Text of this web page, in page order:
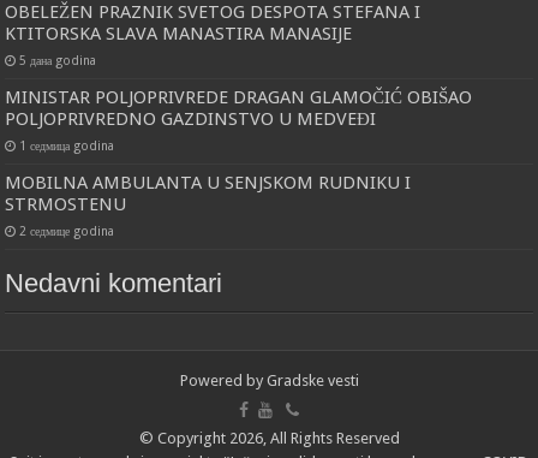
OBELEŽEN PRAZNIK SVETOG DESPOTA STEFANA I
KTITORSKA SLAVA MANASTIRA MANASIJE
5 дана godina
MINISTAR POLJOPRIVREDE DRAGAN GLAMOČIĆ OBIŠAO
POLJOPRIVREDNO GAZDINSTVO U MEDVEĐI
1 седмица godina
MOBILNA AMBULANTA U SENJSKOM RUDNIKU I
STRMOSTENU
2 седмице godina
Nedavni komentari
Powered by Gradske vesti
© Copyright 2026, All Rights Reserved